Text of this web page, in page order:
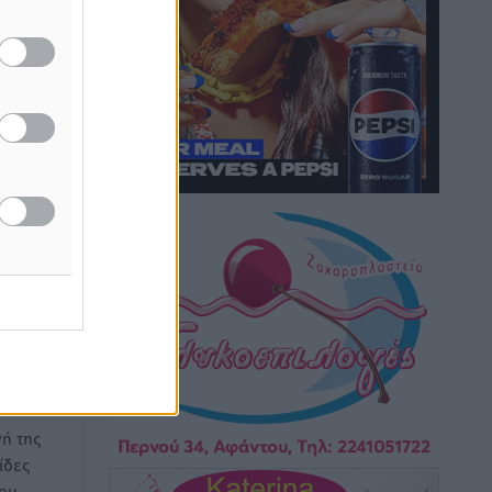
της
Τουρνάς για φωτιές: «Κανένα
περιθώριο εφησυχασμού» – Σε πλήρη
ετοιμότητα ο μηχανισμός
• πριν 22 ώρες
Καιρός: Επιμένουν οι υψηλές
θερμοκρασίες – Ισχυρά μελτέμια έως 9
μποφόρ, σε «Red Code» 6 περιοχές
Τοπικές Ειδήσεις• πριν 22 ώρες
Τα φοιτητικά ενοίκια «τινάζουν στον
αέρα» τους οικογενειακούς
προϋπολογισμούς
•
Δύο νέοι ξενώνες παραδόθηκαν στις
Ένοπλες Δυνάμεις στη νήσο Ρω